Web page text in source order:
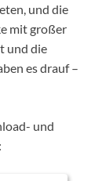
und die
mit großer
und die
es drauf –
und